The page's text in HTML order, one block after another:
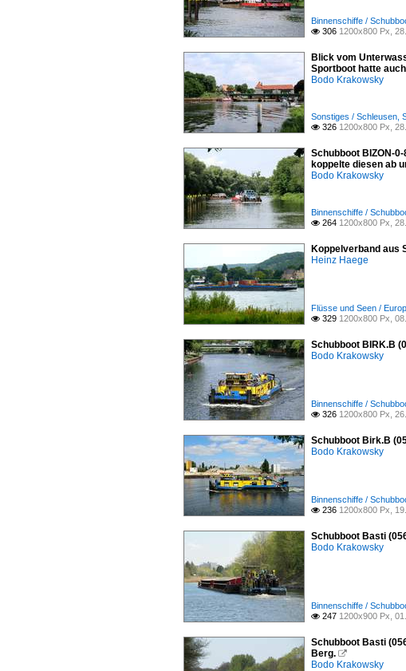
Binnenschiffe /
 306 1200x800 Px,
Blick vom
Sportboot hatte
Bodo Krakowsky
Sonstiges / Schleusen,
 326 1200x800 Px,
Schubboot BIZON-
koppelte diesen ab
Bodo Krakowsky
Binnenschiffe /
 264 1200x800 Px,
Koppelverband aus
Heinz Haege
Flüsse und Seen /
 329 1200x800 Px,
Schubboot BIRK.B
Bodo Krakowsky
Binnenschiffe /
 326 1200x800 Px,
Schubboot Birk.B
Bodo Krakowsky
Binnenschiffe /
 236 1200x800 Px,
Schubboot Basti
Bodo Krakowsky
Binnenschiffe /
 247 1200x900 Px,
Schubboot Basti
Berg. 
Bodo Krakowsky